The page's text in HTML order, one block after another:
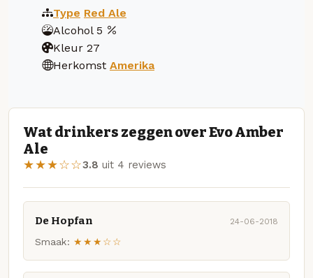
Type Red Ale
Alcohol 5
Kleur 27
Herkomst Amerika
Wat drinkers zeggen over Evo Amber
Ale
★★★☆☆3.8 uit 4 reviews
De Hopfan 24-06-2018
Smaak: ★★★☆☆